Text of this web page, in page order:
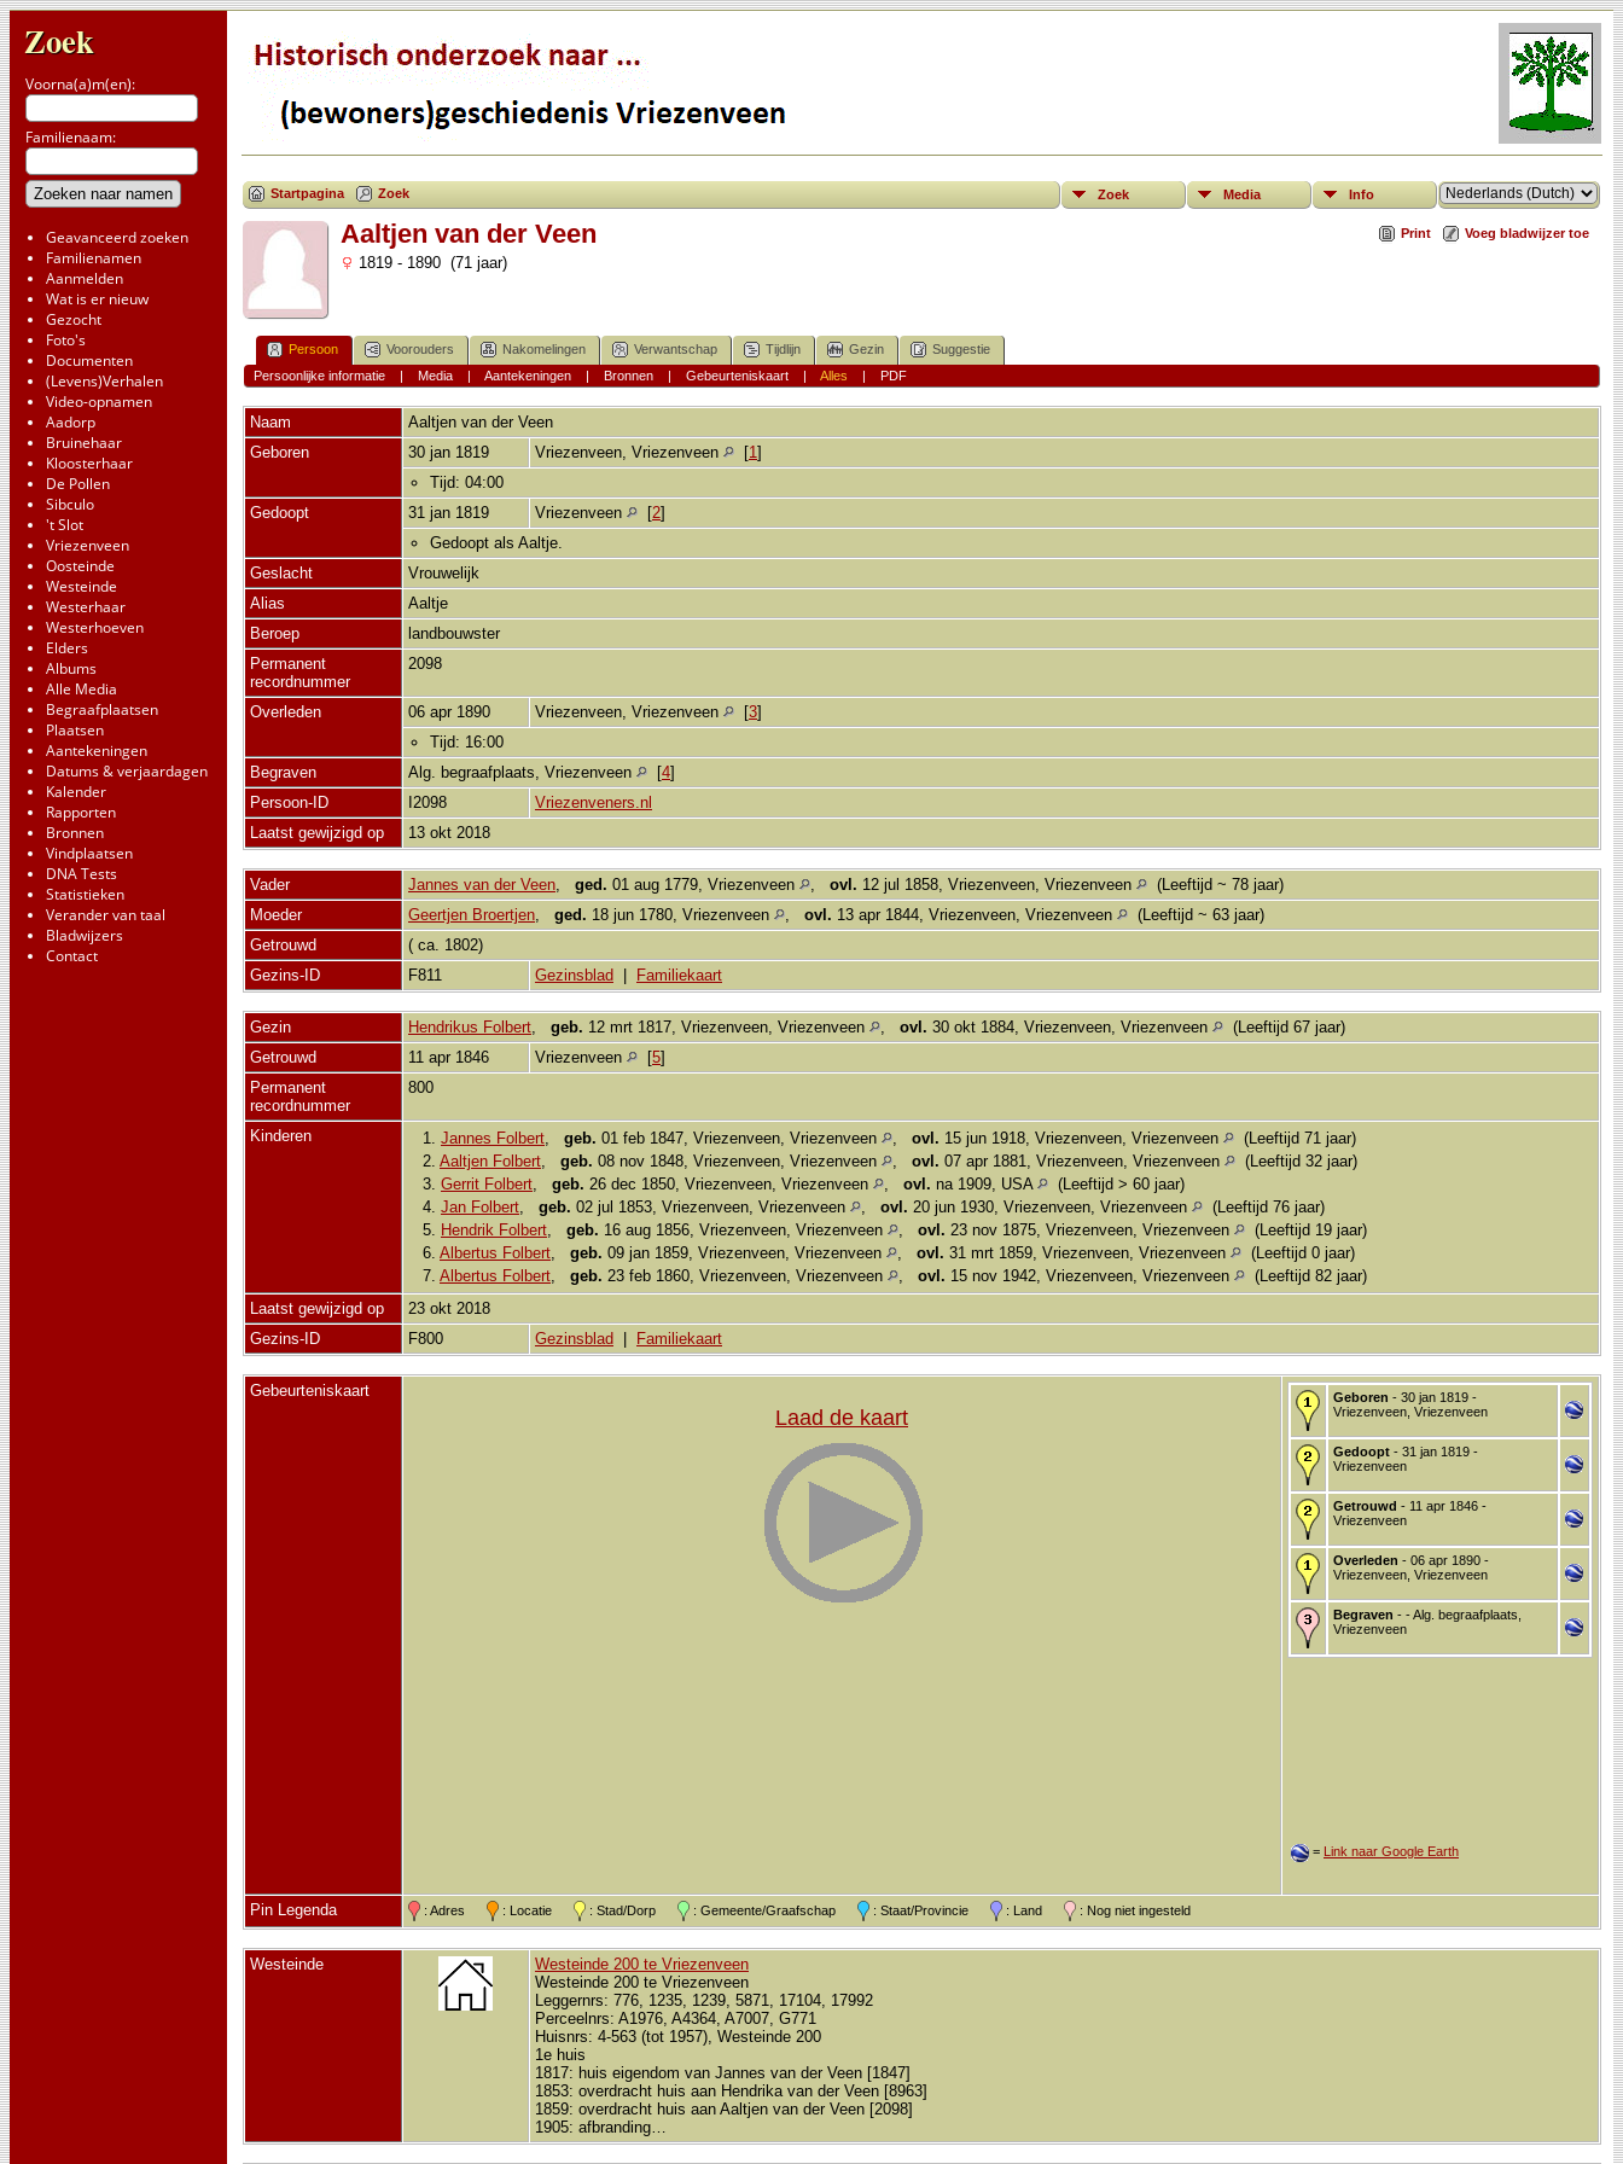
Zoek
Voorna(a)m(en):
Familienaam:
Geavanceerd zoeken
Familienamen
Aanmelden
Wat is er nieuw
Gezocht
Foto's
Documenten
(Levens)Verhalen
Video-opnamen
Aadorp
Bruinehaar
Kloosterhaar
De Pollen
Sibculo
't Slot
Vriezenveen
Oosteinde
Westeinde
Westerhaar
Westerhoeven
Elders
Albums
Alle Media
Begraafplaatsen
Plaatsen
Aantekeningen
Datums & verjaardagen
Kalender
Rapporten
Bronnen
Vindplaatsen
DNA Tests
Statistieken
Verander van taal
Bladwijzers
Contact
Startpagina Zoek Zoek Media Info
Print Voeg bladwijzer toe
Aaltjen van der Veen
1819 - 1890 (71 jaar)
Persoon Voorouders Nakomelingen Verwantschap Tijdlijn Gezin
Suggestie
Persoonlijke informatie| Media| Aantekeningen| Bronnen| Gebeurteniskaart| Alles | PDF
Naam Aaltjen van der Veen
Geboren
30 jan 1819 Vriezenveen, Vriezenveen [1]
Tijd: 04:00
Gedoopt
31 jan 1819 Vriezenveen [2]
Gedoopt als Aaltje.
Geslacht
Vrouwelijk
Alias
Aaltje
Beroep
landbouwster
Permanent
recordnummer
2098
Overleden 06 apr 1890 Vriezenveen, Vriezenveen [3]
Tijd: 16:00
Begraven
Alg. begraafplaats, Vriezenveen [4]
Persoon-ID
I2098
Vriezenveners.nl
Laatst gewijzigd op
13 okt 2018
Vader Jannes van der Veen, ged. 01 aug 1779, Vriezenveen , ovl. 12 jul 1858, Vriezenveen, Vriezenveen
(Leeftijd ~ 78 jaar)
Moeder
Geertjen Broertjen, ged. 18 jun 1780, Vriezenveen , ovl. 13 apr 1844, Vriezenveen, Vriezenveen
(Leeftijd ~ 63 jaar)
Getrouwd
( ca. 1802)
Gezins-ID
F811 Gezinsblad Familiekaart
Gezin Hendrikus Folbert, geb. 12 mrt 1817, Vriezenveen, Vriezenveen , ovl. 30 okt 1884, Vriezenveen, Vriezenveen
(Leeftijd 67 jaar)
Getrouwd
11 apr 1846 Vriezenveen [5]
Permanent
recordnummer
800
Kinderen 1. Jannes Folbert, geb. 01 feb 1847, Vriezenveen, Vriezenveen , ovl. 15 jun 1918, Vriezenveen, Vriezenveen
(Leeftijd 71 jaar)
2. Aaltjen Folbert, geb. 08 nov 1848, Vriezenveen, Vriezenveen , ovl. 07 apr 1881, Vriezenveen, Vriezenveen
(Leeftijd 32 jaar)
3. Gerrit Folbert, geb. 26 dec 1850, Vriezenveen, Vriezenveen , ovl. na 1909, USA
(Leeftijd > 60 jaar)
4. Jan Folbert, geb. 02 jul 1853, Vriezenveen, Vriezenveen , ovl. 20 jun 1930, Vriezenveen, Vriezenveen
(Leeftijd 76 jaar)
5. Hendrik Folbert, geb. 16 aug 1856, Vriezenveen, Vriezenveen , ovl. 23 nov 1875, Vriezenveen, Vriezenveen
(Leeftijd 19 jaar)
6. Albertus Folbert, geb. 09 jan 1859, Vriezenveen, Vriezenveen , ovl. 31 mrt 1859, Vriezenveen, Vriezenveen
(Leeftijd 0 jaar)
7. Albertus Folbert, geb. 23 feb 1860, Vriezenveen, Vriezenveen , ovl. 15 nov 1942, Vriezenveen, Vriezenveen
(Leeftijd 82 jaar)
Laatst gewijzigd op
23 okt 2018
Gezins-ID
F800 Gezinsblad Familiekaart
Gebeurteniskaart
Laad de kaart
Geboren - 30 jan 1819 -
Vriezenveen, Vriezenveen
Gedoopt - 31 jan 1819 -
Vriezenveen
Getrouwd - 11 apr 1846 -
Vriezenveen
Overleden - 06 apr 1890 -
Vriezenveen, Vriezenveen
Begraven - - Alg. begraafplaats,
Vriezenveen
= Link naar Google Earth
Pin Legenda : Adres : Locatie : Stad/Dorp : Gemeente/Graafschap : Staat/Provincie : Land : Nog niet ingesteld
Westeinde
Westeinde 200 te Vriezenveen
Westeinde 200 te Vriezenveen
Leggernrs: 776, 1235, 1239, 5871, 17104, 17992
Perceelnrs: A1976, A4364, A7007, G771
Huisnrs: 4-563 (tot 1957), Westeinde 200
1e huis
1817: huis eigendom van Jannes van der Veen [1847]
1853: overdracht huis aan Hendrika van der Veen [8963]
1859: overdracht huis aan Aaltjen van der Veen [2098]
1905: afbranding…